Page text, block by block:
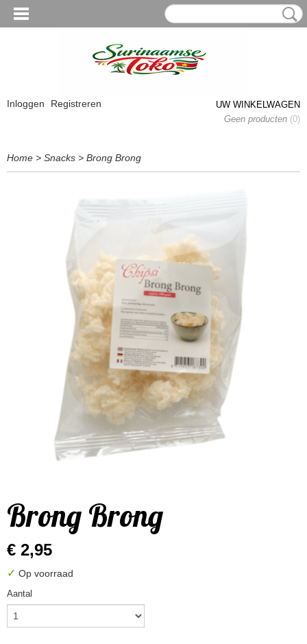
Inloggen Registreren
UW WINKELWAGEN
Geen producten (0)
Home > Snacks > Brong Brong
Brong Brong
€ 2,95
✓ Op voorraad
Aantal